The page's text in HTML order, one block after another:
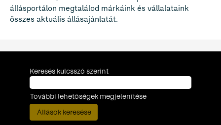
állásportálon megtalálod márkáink és vállalataink
összes aktuális állásajánlatát.
Keresés kulcsszó szerint
További lehetőségek megjelenítése